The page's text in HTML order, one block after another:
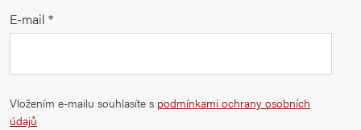
E-mail
Vložením e-mailu souhlasíte s podmínkami ochrany osobních
údajů